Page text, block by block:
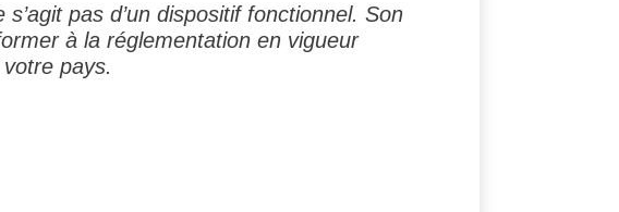
pas d’un dispositif fonctionnel. Son
à la réglementation en vigueur
pays.